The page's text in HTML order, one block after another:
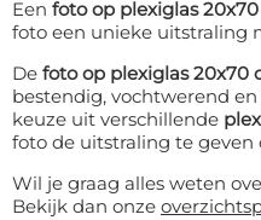
Een foto op plexiglas
foto een unieke uitstraling
De foto op plexiglas 20x70
bestendig, vochtwerend
keuze uit verschillende
foto de uitstraling te geven
Wil je graag alles weten
Bekijk dan onze